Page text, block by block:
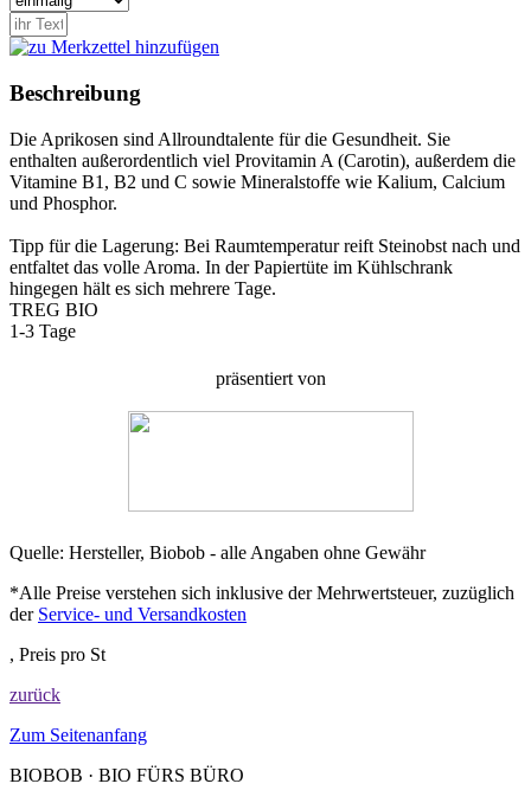
Beschreibung
Die Aprikosen sind Allroundtalente für die Gesundheit. Sie
enthalten außerordentlich viel Provitamin A (Carotin), außerdem die
Vitamine B1, B2 und C sowie Mineralstoffe wie Kalium, Calcium
und Phosphor.
Tipp für die Lagerung: Bei Raumtemperatur reift Steinobst nach und
entfaltet das volle Aroma. In der Papiertüte im Kühlschrank
hingegen hält es sich mehrere Tage.
TREG BIO
1-3 Tage
präsentiert von
Quelle: Hersteller, Biobob - alle Angaben ohne Gewähr
*Alle Preise verstehen sich inklusive der Mehrwertsteuer, zuzüglich
der Service- und Versandkosten
, Preis pro St
zurück
Zum Seitenanfang
BIOBOB · BIO FÜRS BÜRO